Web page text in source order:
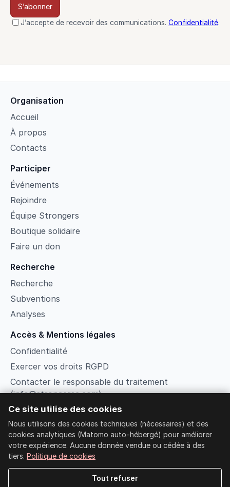
S’abonner
J’accepte de recevoir des communications. Confidentialité.
Organisation
Accueil
À propos
Contacts
Participer
Événements
Rejoindre
Équipe Strongers
Boutique solidaire
Faire un don
Recherche
Recherche
Subventions
Analyses
Accès & Mentions légales
Confidentialité
Exercer vos droits RGPD
Contacter le responsable du traitement
(info@strongersc.com)
Conditions
Gérer les cookies
Recherche
Connexion membre
Ce site utilise des cookies
Nous utilisons des cookies techniques (nécessaires) et des
cookies analytiques (Matomo auto-hébergé) pour améliorer
votre expérience. Aucune donnée vendue ou cédée à des
tiers. Politique de cookies
Tout refuser